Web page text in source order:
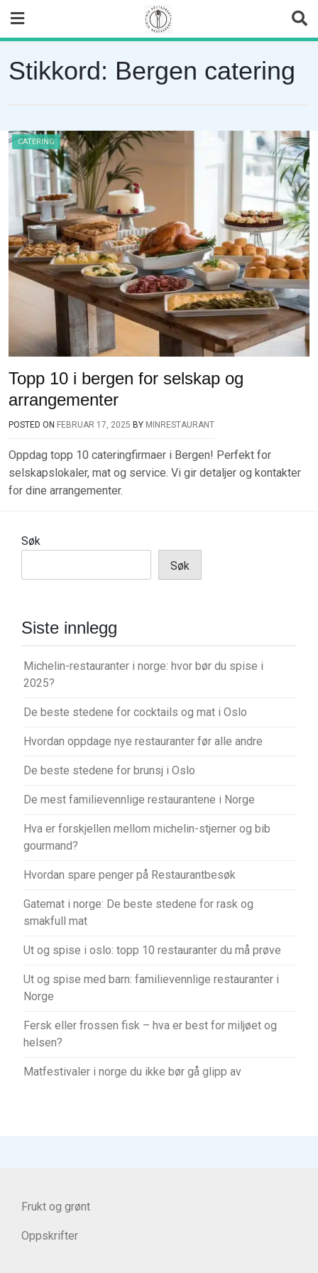
content
Stikkord: Bergen catering
CATERING
Topp 10 i bergen for selskap og
arrangementer
POSTED ON FEBRUAR 17, 2025 BY MINRESTAURANT
Oppdag topp 10 cateringfirmaer i Bergen! Perfekt for
selskapslokaler, mat og service. Vi gir detaljer og kontakter
for dine arrangementer.
Søk
Søk
Siste innlegg
Michelin-restauranter i norge: hvor bør du spise i
2025?
De beste stedene for cocktails og mat i Oslo
Hvordan oppdage nye restauranter før alle andre
De beste stedene for brunsj i Oslo
De mest familievennlige restaurantene i Norge
Hva er forskjellen mellom michelin-stjerner og bib
gourmand?
Hvordan spare penger på Restaurantbesøk
Gatemat i norge: De beste stedene for rask og
smakfull mat
Ut og spise i oslo: topp 10 restauranter du må prøve
Ut og spise med barn: familievennlige restauranter i
Norge
Fersk eller frossen fisk – hva er best for miljøet og
helsen?
Matfestivaler i norge du ikke bør gå glipp av
Frukt og grønt
Oppskrifter